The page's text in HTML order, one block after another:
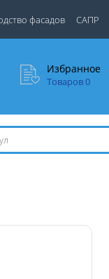
фасадов САПР
Избранное
Товаров0